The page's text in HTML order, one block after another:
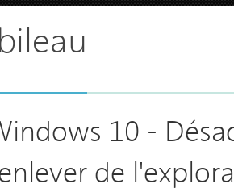
10 -
de